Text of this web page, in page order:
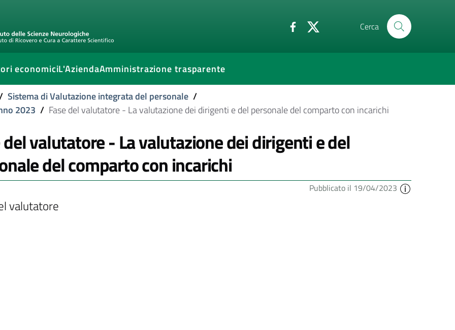
Cerca
economiciL'AziendaAmministrazione trasparente
Sistema di Valutazione integrata del personale /
2023 / Fase del valutatore - La valutazione dei dirigenti e del personale del comparto con incarichi
del valutatore - La valutazione dei dirigenti e del
del comparto con incarichi
Pubblicato il 19/04/2023
valutatore